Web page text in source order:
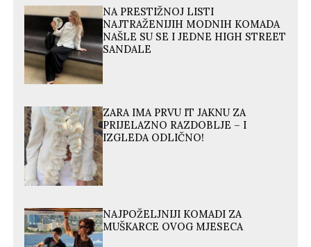
NA PRESTIŽNOJ LISTI
NAJTRAŽENIJIH MODNIH KOMADA
NAŠLE SU SE I JEDNE HIGH STREET
SANDALE
ZARA IMA PRVU IT JAKNU ZA
PRIJELAZNO RAZDOBLJE – I
IZGLEDA ODLIČNO!
NAJPOŽELJNIJI KOMADI ZA
MUŠKARCE OVOG MJESECA